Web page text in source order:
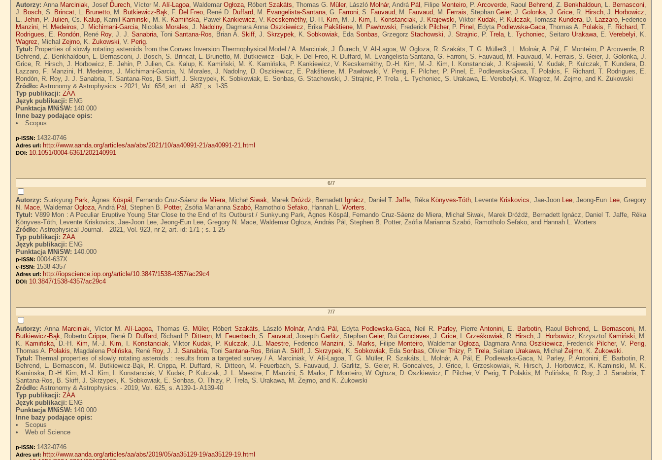
Autorzy:Anna Marciniak , Josef Ďurech, Víctor M. Alí-Lagoa, Waldemar Ogłoza, Róbert Szakáts , Thomas G. Müler, László Molnár, Andrá Pál , Filipe Monteiro , P. Arcoverde, Raoul Behrend , Z. Benkhaldoun, L. Bernasconi
J.
Bosch , S. Brincat, L. Brunetto, M. Butkiewicz-Bąk , F. Del Freo , René D. Duffard , M. Evangelista-Santana, G. Farroni , S. Fauvaud , M. Fauvaud , M. Ferrais , Stephan Geier, J.Golonka , J.Grice , R. Hirsch, J. Horbowicz
E.Jehin , P. Julien, Cs. Kalup, Kamil Kaminski , M. K. Kamińska , Paweł Kankiewicz , V. Kecskeméthy, D.-H. Kim , M.-J. Kim Konstanciak , J. Krajewski , Viktor Kudak , P. Kulczak , Tomasz Kundera , D. Lazzaro, Federico
Manzini , H. Medeiros , J. Michimani-Garcia , Nicolas Morales , J. Nadolny, Dagmara Anna Oszkiewicz , Erika Pakštiene, M. Pawłowski , Frederick Pilcher, P. Pinel , Edyta Podlewska-Gaca, Thomas A. Polakis , F. Richard , T.
Rodrigues , E. Rondón, René Roy, J. J. Sanabria, ToniSantana-Ros , Brian A.Skiff , J. Skrzypek , K.Sobkowiak , Eda Sonbas , GrzegorzStachowski , J. Strajnic , P. Trela, Ł.Tychoniec , Seitaro Urakawa, E.Verebelyi , K.
Wagrez , MichalZejmo , K.Żukowski , V. Perig
Tytuł: Properties of slowly rotating asteroids from the Convex Inversion Thermophysical Model / A. Marciniak, J. Ďurech, V. Aŀ-Lagoa, W. Ogłoza, R. Szakáts, T. G. Müller3 , L. Molnár, A. Pál, F. Monteiro, P. Arcoverde, R.
Behrend, Z. Benkhaldoun, L. Bernasconi, J. Bosch, S. Brincat, L. Brunetto, M. Butkiewicz - Bąk, F. Del Freo, R. Duffard, M. Evangelista-Santana, G. Farroni, S. Fauvaud, M. Fauvaud, M. Ferrais, S. Geier, J. Golonka, J.
Grice, R. Hirsch, J. Horbowicz, E. Jehin, P. Julien, Cs. Kalup, K. Kamiński, M. K. Kamińska, P. Kankiewicz, V. Kecskeméthy, D.-H. Kim, M.-J. Kim, I. Konstanciak, J. Krajewski, V. Kudak, P. Kulczak, T. Kundera, D.
Lazzaro, F. Manzini, H. Medeiros, J. Michimani-Garcia, N. Morales, J. Nadolny, D. Oszkiewicz, E. Pakštiene, M. Pawłowski, V. Perig, F. Pilcher, P. Pinel, E. Podlewska-Gaca, T. Polakis, F. Richard, T. Rodrigues, E.
Rondón, R. Roy, J. J. Sanabria, T. Santana-Ros, B. Skiff, J. Skrzypek, K. Sobkowiak, E. Sonbas, G. Stachowski, J. Strajnic, P. Trela , Ł. Tychoniec, S. Urakawa, E. Verebelyi, K. Wagrez, M. Żejmo, and K. Żukowski
Źródło:Astronomy & Astrophysics. - 2021, Vol. 654, art. id.: A87 ; s. 1-35
Typ publikacji:ZAA
Język publikacji: ENG
Punktacja MNiSW: 140.000
Inne bazy podające opis:
Scopus
p-ISSN: 1432-0746
Adres url: http://www.aanda.org/articles/aa/abs/2021/10/aa40991-21/aa40991-21.html
DOI: 10.1051/0004-6361/202140991
6/7
Autorzy: Sunkyung Park , Ágnes Kóspál , Fernando Cruz-Sáenzde Miera, MichałSiwak , Marek Dróżdż , Bernadett Ignácz , Daniel T.Jaffe , Réka Könyves-Tóth, Levente Kriskovics , Jae-Joon Lee, Jeong-Eun Lee, Gregory
N.
Mace , WaldemarOgłoza , Andrá Pál , Stephen B. Potter, Zsófia MariannaSzabó , RamotholoSefako , Hannah L.Worters
Tytuł: V899 Mon : A Peculiar Eruptive Young Star Close to the End of Its Outburst / Sunkyung Park, Ágnes Kóspál, Fernando Cruz-Sáenz de Miera, Michał Siwak, Marek Dróżdż, Bernadett Ignácz, Daniel T. Jaffe, Réka
Könyves-Tóth, Levente Kriskovics, Jae-Joon Lee, Jeong-Eun Lee, Gregory N. Mace, Waldemar Ogłoza, András Pál, Stephen B. Potter, Zsófia Marianna Szabó, Ramotholo Sefako, and Hannah L. Worters
Źródło:Astrophysical Journal. - 2021, Vol. 923, nr 2, art. id: 171 ; s. 1-25
Typ publikacji:ZAA
Język publikacji: ENG
Punktacja MNiSW: 140.000
p-ISSN:0004-637X
e-ISSN: 1538-4357
Adres url: http://iopscience.iop.org/article/10.3847/1538-4357/ac29c4
DOI: 10.3847/1538-4357/ac29c4
7/7
Autorzy:Anna Marciniak , Víctor M.Alí-Lagoa , Thomas G. Müler, RóbertSzakáts , László Molnár, Andrá Pál , Edyta Podlewska-Gaca, Neil R. Parley, Pierre Antonini , E. Barbotin, Raoul Behrend Bernasconi , M.
Butkiewicz-Bąk , RobertoCrippa , René D. Duffard , Richard P. Ditteon, M. Feuerbach, S. Fauvaud , Josepth Garlitz , StephanGeier, RuiGonclaves , J.Grice , I.Grześkowiak , R. Hirsch , J. Horbowicz , Krzysztof Kamiński , M.
K.
Kamińska , D.-H. Kim , M.-J. Kim Konstanciak , Viktor Kudak , P. Kulczak , J.L. Maestre , Federico Manzini , S. Marks , Filipe Monteiro, WaldemarOgłoza , Dagmara Anna Oszkiewicz , Frederick Pilcher, V. Perig,
Thomas A.
Polakis , Magdalena Polińska , René Roy, J. J.Sanabria , ToniSantana-Ros , Brian A.Skiff , J.Skrzypek , K.Sobkowiak , EdaSonbas , OlivierThizy, P.Trela , Seitaro Urakawa , MichałŻejmo , K.Żukowski
Tytuł:Thermal properties of slowly rotating asteroids : results from a targeted survey / A. Marciniak, V. Alí-Lagoa, T. G. Müller, R. Szakáts, L. Molnár, A. Pál, E. Podlewska-Gaca, N. Parley, P. Antonini, E. Barbotin, R.
Behrend, L. Bernasconi, M. Butkiewicz-Bąk, R. Crippa, R. Duffard, R. Ditteon, M. Feuerbach, S. Fauvaud, J. Garlitz, S. Geier, R. Goncalves, J. Grice, I. Grzeskowiak, R. Hirsch, J. Horbowicz, K. Kaminski, M. K.
Kaminska, D.-H. Kim, M.-J. Kim, I. Konstanciak, V. Kudak, P. Kulczak, J. L. Maestre, F. Manzini, S. Marks, F. Monteiro, W. Ogłoza, D. Oszkiewicz, F. Pilcher, V. Perig, T. Polakis, M. Polińska, R. Roy, J. J. Sanabria, T.
Santana-Ros, B. Skiff, J. Skrzypek, K. Sobkowiak, E. Sonbas, O. Thizy, P. Trela, S. Urakawa, M. Żejmo, and K. Żukowski
Źródło:Astronomy & Astrophysics. - 2019, Vol. 625, s. A139-1- A139-40
Typ publikacji:ZAA
Język publikacji: ENG
Punktacja MNiSW: 140.000
Inne bazy podające opis:
Scopus
Web of Science
p-ISSN: 1432-0746
Adres url: http://www.aanda.org/articles/aa/abs/2019/05/aa35129-19/aa35129-19.html